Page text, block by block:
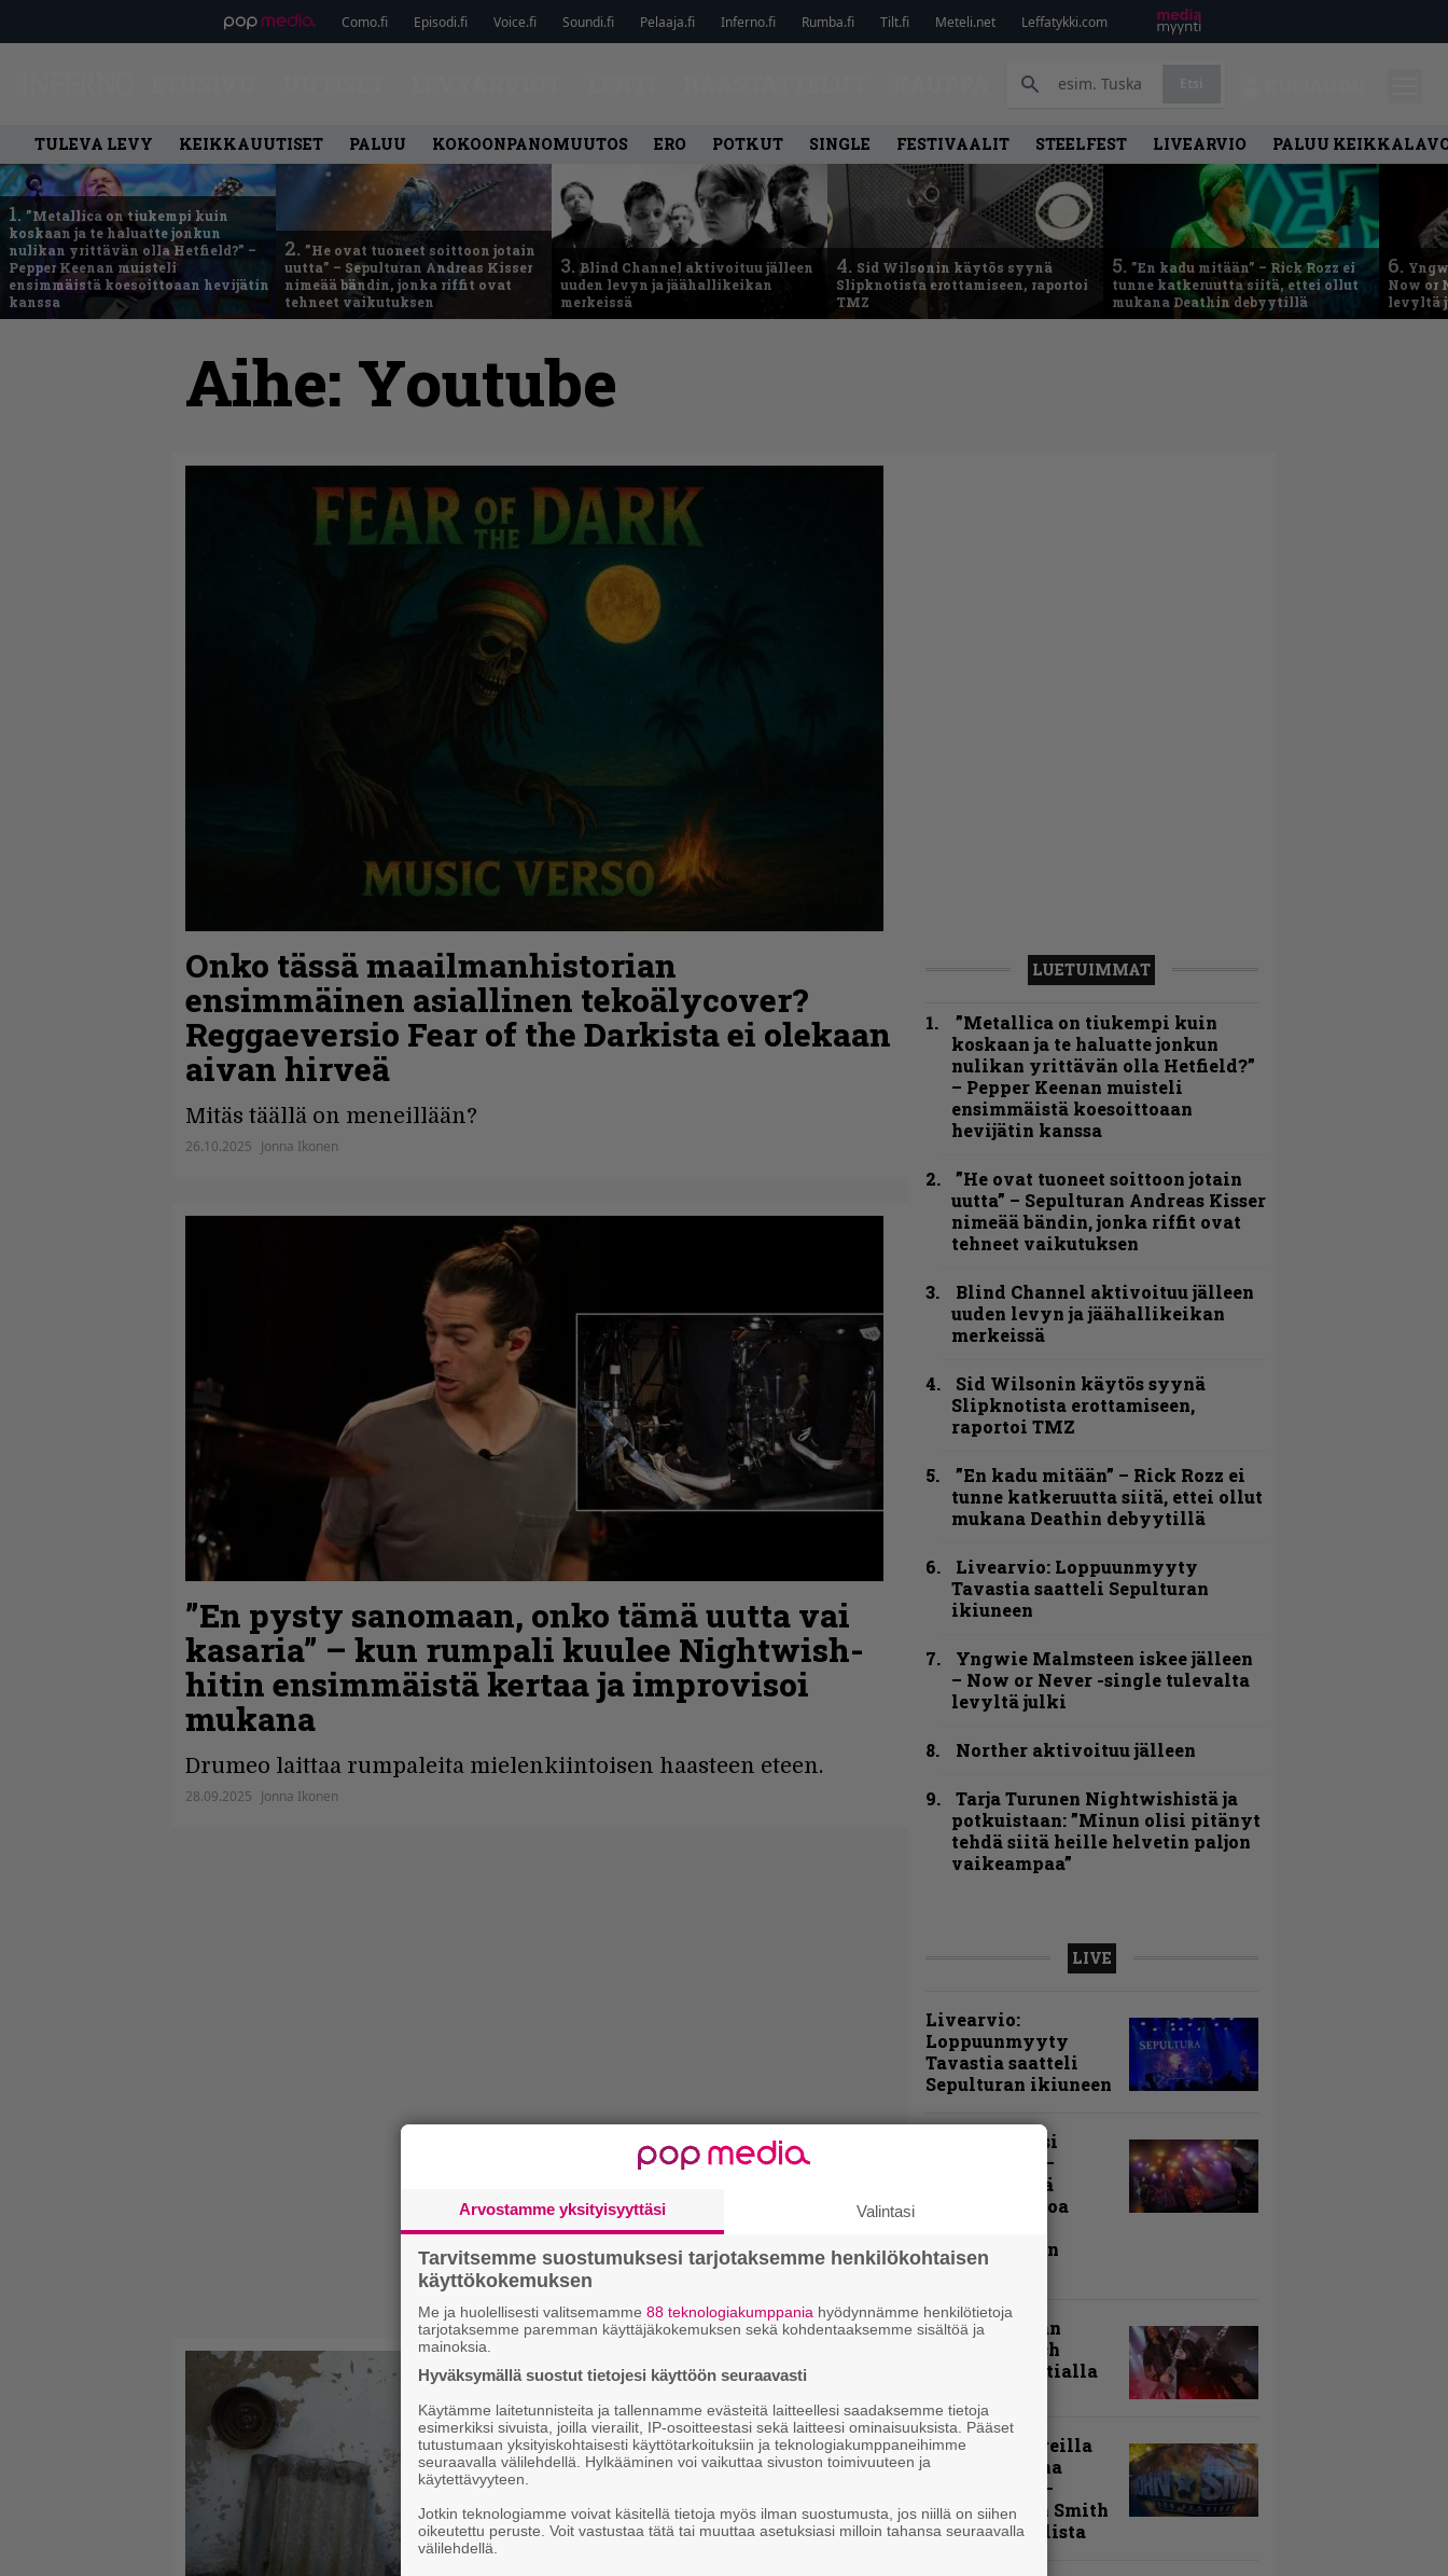
Como.fi Episodi.fi Voice.fi Soundi.fi Pelaaja.fi Inferno.fi Rumba.fi Tilt.fi Meteli.net Leffatykki.com
TULEVA LEVY KEIKKAUUTISET PALUU KOKOONPANOMUUTOS ERO POTKUT SINGLE FESTIVAALIT STEELFEST LIVEARVIO PALUU
1. ”Metallica on tiukempi kuin
koskaan ja te haluatte jonkun
nulikan yrittävän olla Hetfield?” –
Pepper Keenan muisteli
ensimmäistä koesoittoaan hevijätin
kanssa
2. ”He ovat tuoneet soittoon jotain
uutta” – Sepulturan Andreas Kisser
nimeää bändin, jonka riffit ovat
tehneet vaikutuksen
3.Blind Channel aktivoituu jälleen
uuden levyn ja jäähallikeikan
merkeissä
4. Sid Wilsonin käytös syynä
Slipknotista erottamiseen, raportoi
TMZ
5. ”En kadu mitään” – Rick Rozz ei
tunne katkeruutta siitä, ettei ollut
mukana Deathin debyytillä
6.
Now or
levyltä
Aihe: Youtube
Onko tässä maailmanhistorian
ensimmäinen asiallinen tekoälycover?
Reggaeversio Fear of the Darkista ei olekaan
aivan hirveä
Mitäs täällä on meneillään?
26.10.2025 Jonna Ikonen
”En pysty sanomaan, onko tämä uutta vai
kasaria” – kun rumpali kuulee Nightwish-
hitin ensimmäistä kertaa ja improvisoi
mukana
Drumeo laittaa rumpaleita mielenkiintoisen haasteen eteen.
28.09.2025 Jonna Ikonen
LUETUIMMAT
”Metallica on tiukempi kuin
koskaan ja te haluatte jonkun
nulikan yrittävän olla Hetfield?”
– Pepper Keenan muisteli
ensimmäistä koesoittoaan
hevijätin kanssa
”He ovat tuoneet soittoon jotain
uutta” – Sepulturan Andreas Kisser
nimeää bändin, jonka riffit ovat
tehneet vaikutuksen
Blind Channel aktivoituu jälleen
uuden levyn ja jäähallikeikan
merkeissä
Sid Wilsonin käytös syynä
Slipknotista erottamiseen,
raportoi TMZ
”En kadu mitään” – Rick Rozz ei
tunne katkeruutta siitä, ettei ollut
mukana Deathin debyytillä
Livearvio: Loppuunmyyty
Tavastia saatteli Sepulturan
ikiuneen
Yngwie Malmsteen iskee jälleen
– Now or Never -single tulevalta
levyltä julki
Norther aktivoituu jälleen
Tarja Turunen Nightwishistä ja
potkuistaan: ”Minun olisi pitänyt
tehdä siitä heille helvetin paljon
vaikeampaa”
LIVE
Livearvio:
Loppuunmyyty
Tavastia saatteli
Sepulturan ikiuneen
Rokki Raikasi
Tampereella –
Infernon neljä
väkevää nostoa
kakkospäivän
esityksistä
Paluu vanhaan
liittoon – Arch
Enemy Tavastialla
”Näillä festareilla
kaikki on aina
kohdallaan” –
raportti John Smith
Rock Festivalista
Arvostamme yksityisyyttäsi Valintasi
Tarvitsemme suostumuksesi tarjotaksemme henkilökohtaisen
käyttökokemuksen
Me ja huolellisesti valitsemamme 88 teknologiakumppania hyödynnämme henkilötietoja
tarjotaksemme paremman käyttäjäkokemuksen sekä kohdentaaksemme sisältöä ja
mainoksia.
Hyväksymällä suostut tietojesi käyttöön seuraavasti
Käytämme laitetunnisteita ja tallennamme evästeitä laitteellesi saadaksemme tietoja
esimerkiksi sivuista, joilla vierailit, IP-osoitteestasi sekä laitteesi ominaisuuksista. Pääset
tutustumaan yksityiskohtaisesti käyttötarkoituksiin ja teknologiakumppaneihimme
seuraavalla välilehdellä. Hylkääminen voi vaikuttaa sivuston toimivuuteen ja
käytettävyyteen.
Jotkin teknologiamme voivat käsitellä tietoja myös ilman suostumusta, jos niillä on siihen
oikeutettu peruste. Voit vastustaa tätä tai muuttaa asetuksiasi milloin tahansa seuraavalla
välilehdellä.